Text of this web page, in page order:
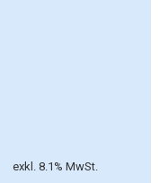
exkl. 8.1% MwSt.